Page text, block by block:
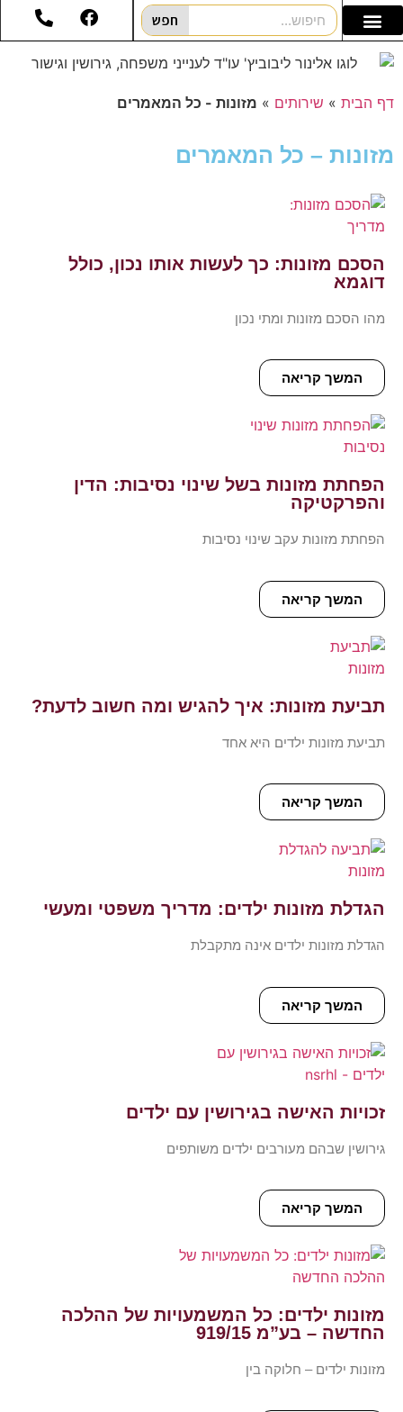
חפש
דף הבית » שירותים » מזונות - כל המאמרים
מזונות – כל המאמרים
הסכם מזונות: כך לעשות אותו נכון, כולל
דוגמא
מהו הסכם מזונות ומתי נכון
המשך קריאה
הפחתת מזונות בשל שינוי נסיבות: הדין
והפרקטיקה
הפחתת מזונות עקב שינוי נסיבות
המשך קריאה
תביעת מזונות: איך להגיש ומה חשוב לדעת?
תביעת מזונות ילדים היא אחד
המשך קריאה
הגדלת מזונות ילדים: מדריך משפטי ומעשי
הגדלת מזונות ילדים אינה מתקבלת
המשך קריאה
זכויות האישה בגירושין עם ילדים
גירושין שבהם מעורבים ילדים משותפים
המשך קריאה
מזונות ילדים: כל המשמעויות של ההלכה
החדשה – בע”מ 919/15
מזונות ילדים – חלוקה בין